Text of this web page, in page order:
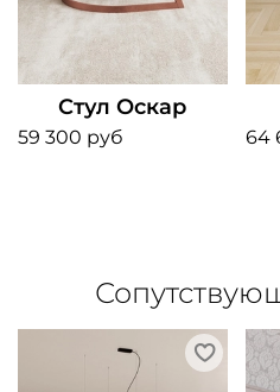
Стул Оскар
59 300 руб 64